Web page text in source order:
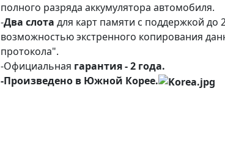
полного разряда аккумулятора автомобиля.
-Два слота для карт памяти с поддержкой до
возможностью экстренного копирования
протокола".
-Официальная гарантия - 2 года.
-Произведено в Южной Корее.